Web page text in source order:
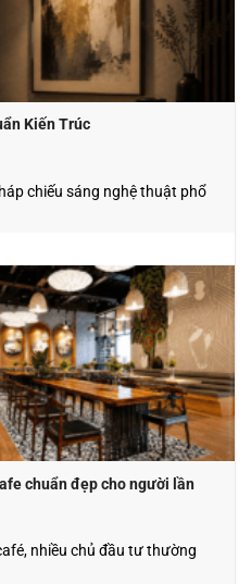
Kiến Trúc
chiếu sáng nghệ thuật phổ
chuẩn đẹp cho người lần
nhiều chủ đầu tư thường